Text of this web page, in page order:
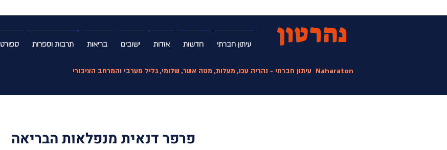
עיתון חברתי חדשות אודות ישובים בריאות תרבות וספרות ספורט נהרטון
עיתון חברתי - נהריה עכו, מעלות, מטה אשר, שלומי, גליל מערבי והמרחב הציבורי Naharaton
פרפר דנאית מנפלאות הבריאה